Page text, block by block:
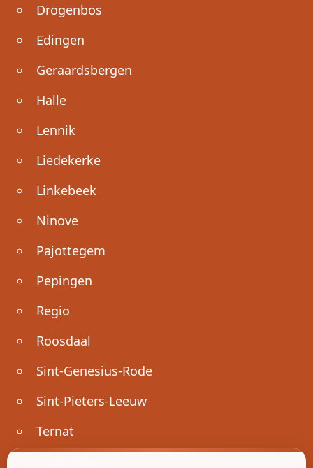
Drogenbos
Edingen
Geraardsbergen
Halle
Lennik
Liedekerke
Linkebeek
Ninove
Pajottegem
Pepingen
Regio
Roosdaal
Sint-Genesius-Rode
Sint-Pieters-Leeuw
Ternat